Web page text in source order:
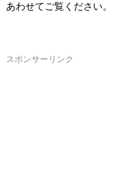
あわせてご覧ください。
スポンサーリンク